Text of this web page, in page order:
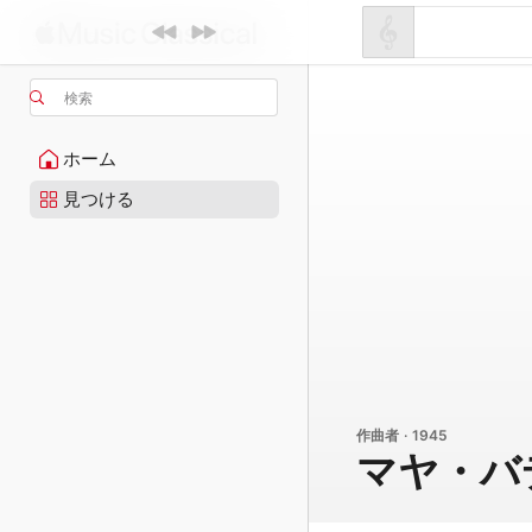
検索
ホーム
見つける
作曲者 · 1945
マヤ・